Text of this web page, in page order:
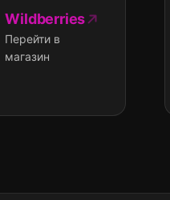
Wildberries
Перейти в
магазин